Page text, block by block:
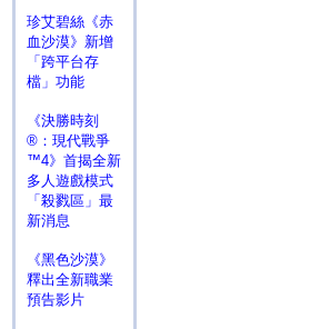
珍艾碧絲《赤
血沙漠》新增
「跨平台存
檔」功能
《決勝時刻
®：現代戰爭
™4》首揭全新
多人遊戲模式
「殺戮區」最
新消息
《黑色沙漠》
釋出全新職業
預告影片